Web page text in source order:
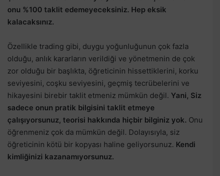
onu %100 taklit edemeyeceksiniz. Hep eksik
kalacaksınız.
Özellikle trading gibi, duygu yoğunluğunun çok fazla
olduğu, anlık kararların verildiği ve yönetmenin de çok
zor olduğu bir başlıkta, öğreticinin hissettiklerini, korku
seviyesini, coşku seviyesini, geçmiş tecrübelerini ve
hikayesini birebir taklit etmeniz mümkün değil. Yani, Siz
sadece onun pratik bilgisini taklit etmeye
çalışıyorsunuz, teorisi hakkında hiçbir bilginiz yok. Onu
öğrenmeniz çok da mümkün değil. Dolayısıyla, siz
öğreticinin kötü bir kopyası haline geliyorsunuz. Kendi
kimliğinizi kazanamıyorsunuz.